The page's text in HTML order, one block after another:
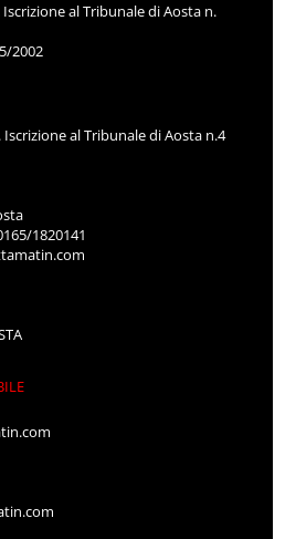
al Tribunale di Aosta n.
2002
al Tribunale di Aosta n.4
1820141